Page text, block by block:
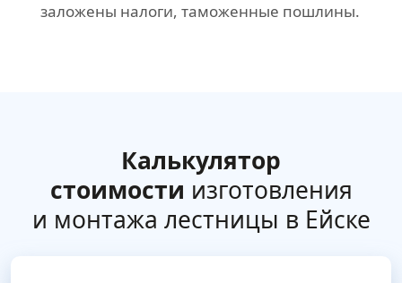
заложены налоги, таможенные пошлины.
Калькулятор
стоимости изготовления
и монтажа лестницы в Ейске